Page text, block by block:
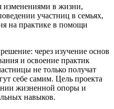
изменениями в жизни,
участниц в семьях,
на практике в помощи
через изучение основ
и освоение практик
не только получат
себе самим. Цель проекта
жизненной опоры и
навыков.